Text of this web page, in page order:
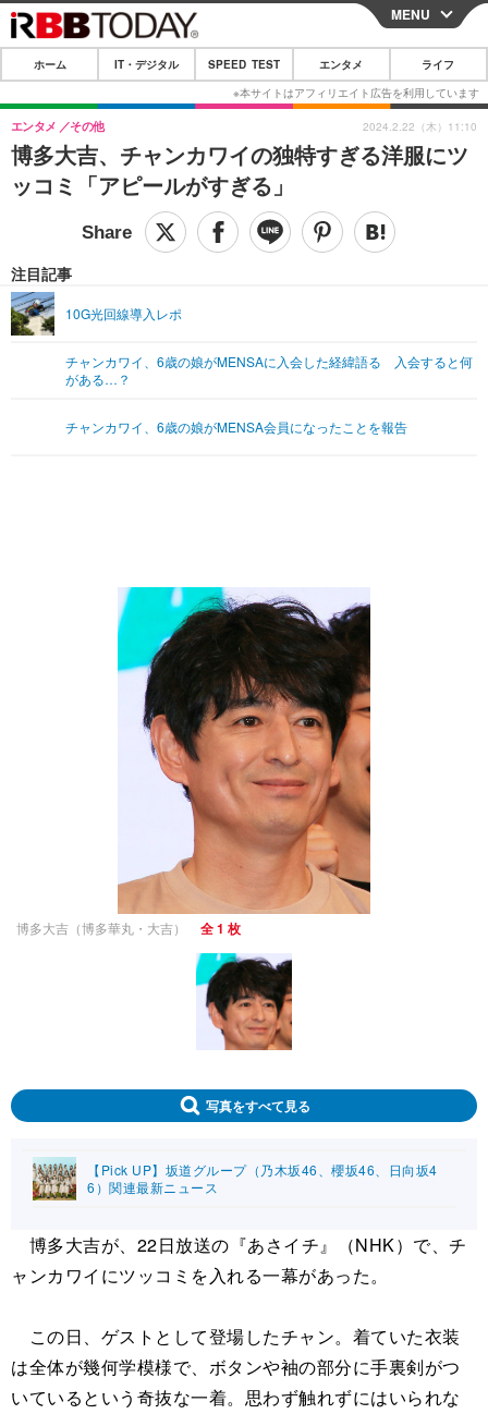
CLOSE
ホーム
IT・デジタル
IT・デジタルTOP スマートフォン
ショッピング その他
SPEED TEST
エンタメTOP 映画・ドラマ
グラビア
ショッピング その他
ライフTOP
その他
リリース一覧
MENU
ホーム IT・デジタル SPEED TEST エンタメ ライフ
博多大吉、チャンカワイの独特すぎる洋服にツ
ッコミ「アピールがすぎる」
エンタメ その他
注目記事
10G光回線導入レポ
チャンカワイ、6歳の娘がMENSAに入会した経緯語る 入会すると何
がある…？
チャンカワイ、6歳の娘がMENSA会員になったことを報告
2024.2.22（木）11:10
博多大吉（博多華丸・大吉） 全 1 枚
写真をすべて見る
【Pick UP】坂道グループ（乃木坂46、櫻坂46、日向坂4
6）関連最新ニュース
博多大吉が、22日放送の『あさイチ』（NHK）で、チ
ャンカワイにツッコミを入れる一幕があった。
この日、ゲストとして登場したチャン。着ていた衣装
は全体が幾何学模様で、ボタンや袖の部分に手裏剣がつ
いているという奇抜な一着。思わず触れずにはいられな